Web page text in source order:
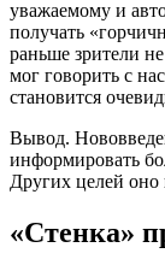
уважаемому и
получать
раньше зрители
мог говорить с
становится
Вывод.
информировать
Других целей оно
«Стенка»